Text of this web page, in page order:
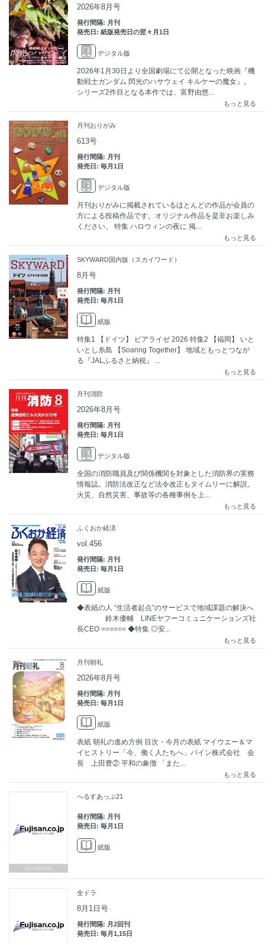
2026年8月号
発行間隔: 月刊
発売日: 紙版発売日の翌々月1日
デジタル版
2026年1月30日より全国劇場にて公開となった映画『機
動戦士ガンダム 閃光のハサウェイ キルケーの魔女』。
シリーズ2作目となる本作では、富野由悠...
もっと見る
月刊おりがみ
613号
発行間隔: 月刊
発売日: 毎月1日
デジタル版
月刊おりがみに掲載されているほとんどの作品が会員の
方による投稿作品です。オリジナル作品を是非お楽しみ
ください。 特集 ハロウィンの夜に 掲...
もっと見る
SKYWARD国内版（スカイワード）
8月号
発行間隔: 月刊
発売日: 毎月1日
紙版
特集1 【ドイツ】 ビアライゼ 2026 特集2 【福岡】 いと
いとし糸島 【Soaring Together】 地域ともっとつなが
る『JALふるさと納税』 ...
もっと見る
月刊消防
2026年8月号
発行間隔: 月刊
発売日: 毎月1日
デジタル版
全国の消防職員及び関係機関を対象とした消防界の実務
情報誌。消防法改正など法令改正もタイムリーに解説。
火災、自然災害、事故等の各種事例を上...
もっと見る
ふくおか経済
vol.456
発行間隔: 月刊
発売日: 毎月1日
紙版
◆表紙の人 “生活者起点”のサービスで地域課題の解決へ
鈴木優輔 LINEヤフーコミュニケーションズ社
長CEO ====== ◆特集 ◎安...
もっと見る
月刊朝礼
2026年8月号
発行間隔: 月刊
発売日: 毎月1日
紙版
表紙 朝礼の進め方例 目次・今月の表紙 マイウエー＆マ
イヒストリー「今、働く人たちへ」パイン株式会社 会
長 上田豊② 平和の象徴 「また...
もっと見る
へるすあっぷ21
発行間隔: 月刊
発売日: 毎月1日
紙版
全ドラ
8月1日号
発行間隔: 月2回刊
発売日: 毎月1,15日